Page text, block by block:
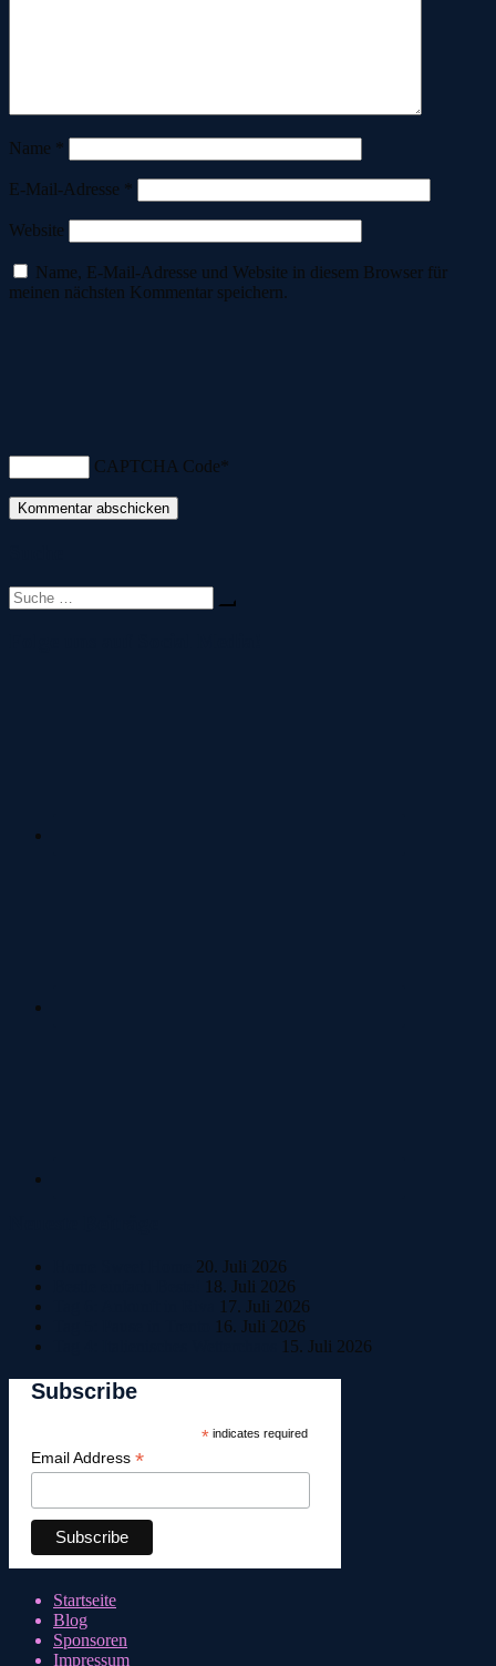
Name *
E-Mail-Adresse *
Website
Name, E-Mail-Adresse und Website in diesem Browser für
meinen nächsten Kommentar speichern.
CAPTCHA Code*
Suche
nach:
20. Juli 2026
18. Juli 2026
17. Juli 2026
16. Juli 2026
15. Juli 2026
Subscribe
*indicates required
Email Address *
Startseite
Blog
Sponsoren
Impressum